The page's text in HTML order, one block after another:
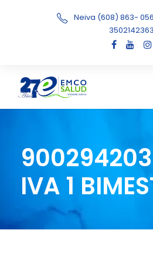
Neiva (608) 863-
3502142363
IVA 1